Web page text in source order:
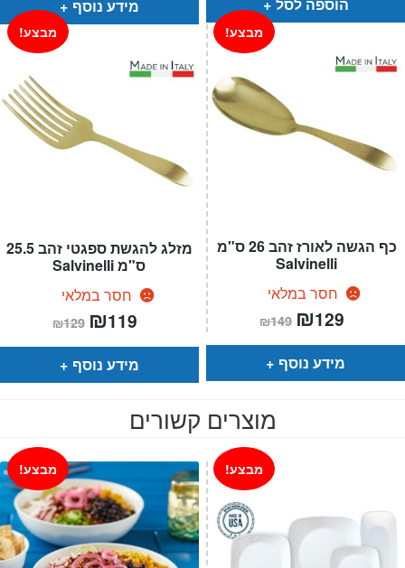
מידע נוסף
מזלג להגשת ספגטי זהב 25.5
ס"מ Salvinelli
חסר במלאי
מבצע!
₪129 המחיר
המקורי
היה:
₪129.
₪119
הוא:
מידע נוסף
כף הגשה לאורז זהב 26 ס"מ
Salvinelli
חסר במלאי
מבצע!
₪149 המחיר
המקורי
היה:
₪149.
₪129
הוא:
מידע נוסף
מוצרים קשורים
מבצע! מבצע!